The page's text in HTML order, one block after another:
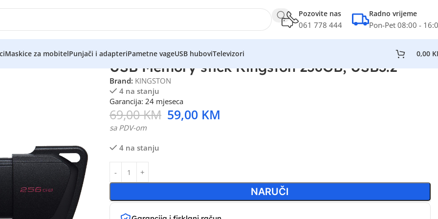
Pozovite nas
061 778 444
Radno vrijeme
Pon-Pet 08:00 -
Maskice za mobitelPunjači i adapteriPametne vageUSB huboviTelevizori 0,00
USB Memory stick Kingston 256GB, USB3.2
Brand: KINGSTON
4 na stanju
Garancija: 24 mjeseca
69,00KM 59,00 KM
sa PDV-om
4 na stanju
NARUČI